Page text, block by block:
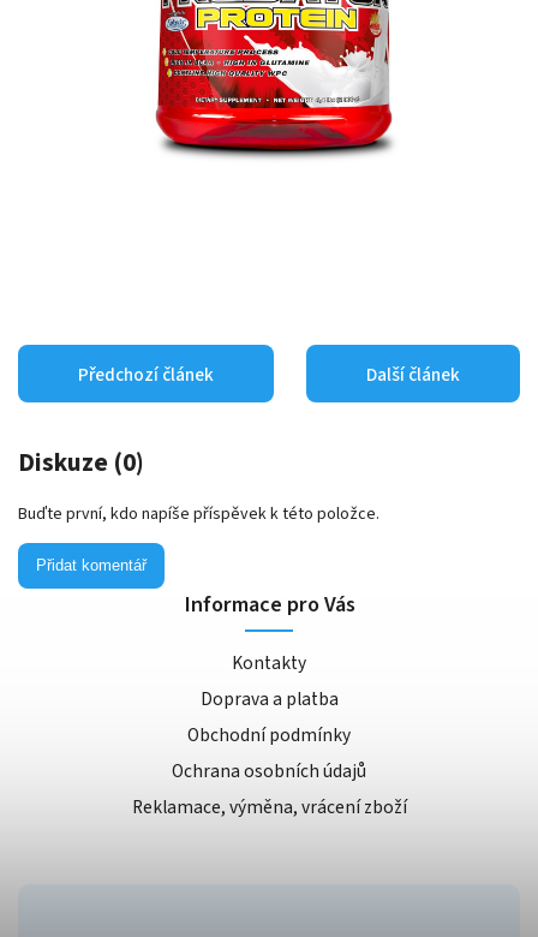
Předchozí článek Další článek
Diskuze (0)
Buďte první, kdo napíše příspěvek k této položce.
Přidat komentář
Informace pro Vás
Kontakty
Doprava a platba
Obchodní podmínky
Ochrana osobních údajů
Reklamace, výměna, vrácení zboží